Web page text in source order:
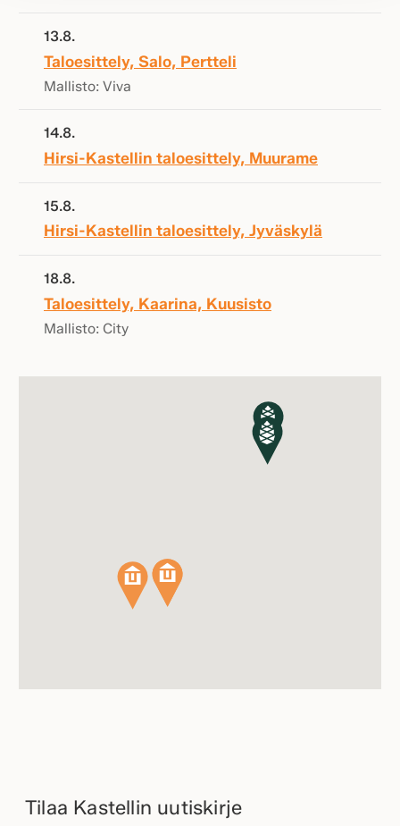
13.8.
Taloesittely, Salo, Pertteli
Mallisto: Viva
14.8.
Hirsi-Kastellin taloesittely, Muurame
15.8.
Hirsi-Kastellin taloesittely, Jyväskylä
18.8.
Taloesittely, Kaarina, Kuusisto
Mallisto: City
Tilaa Kastellin uutiskirje